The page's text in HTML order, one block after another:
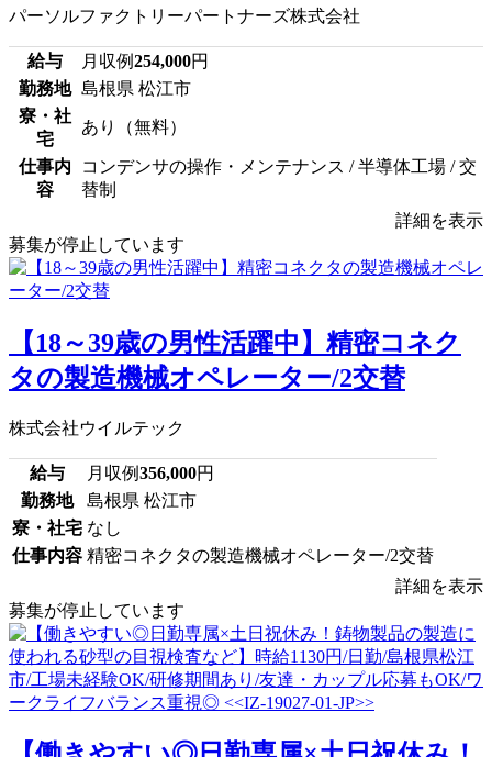
パーソルファクトリーパートナーズ株式会社
給与 月収例254,000円
勤務地 島根県 松江市
寮・社
宅
あり（無料）
仕事内
容
コンデンサの操作・メンテナンス / 半導体工場 / 交
替制
詳細を表示
募集が停止しています
【18～39歳の男性活躍中】精密コネク
タの製造機械オペレーター/2交替
株式会社ウイルテック
給与 月収例356,000円
勤務地
島根県 松江市
寮・社宅 なし
仕事内容 精密コネクタの製造機械オペレーター/2交替
詳細を表示
募集が停止しています